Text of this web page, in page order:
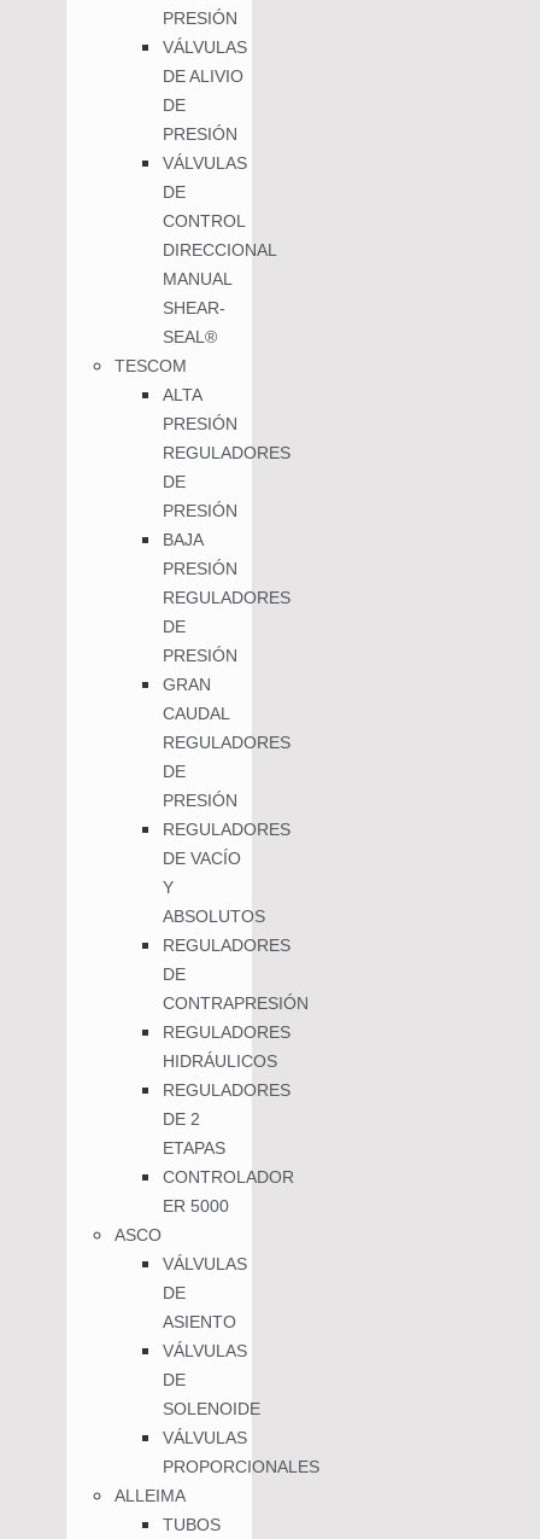
PRESIÓN
VÁLVULAS
DE ALIVIO
DE
PRESIÓN
VÁLVULAS
DE
CONTROL
DIRECCIONAL
MANUAL
SHEAR-
SEAL®
TESCOM
ALTA
PRESIÓN
REGULADORES
DE
PRESIÓN
BAJA
PRESIÓN
REGULADORES
DE
PRESIÓN
GRAN
CAUDAL
REGULADORES
DE
PRESIÓN
REGULADORES
DE VACÍO
Y
ABSOLUTOS
REGULADORES
DE
CONTRAPRESIÓN
REGULADORES
HIDRÁULICOS
REGULADORES
DE 2
ETAPAS
CONTROLADOR
ER 5000
ASCO
VÁLVULAS
DE
ASIENTO
VÁLVULAS
DE
SOLENOIDE
VÁLVULAS
PROPORCIONALES
ALLEIMA
TUBOS